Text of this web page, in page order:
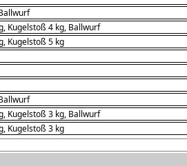
Kugelstoß 4 kg, Ballwurf
Kugelstoß 5 kg
Kugelstoß 3 kg, Ballwurf
Kugelstoß 3 kg